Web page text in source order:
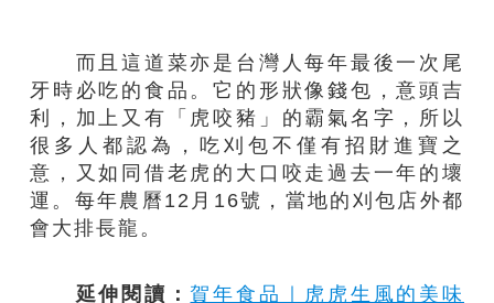
而且這道菜亦是台灣人每年最後一次尾
牙時必吃的食品。它的形狀像錢包，意頭吉
利，加上又有「虎咬豬」的霸氣名字，所以
很多人都認為，吃刈包不僅有招財進寶之
意，又如同借老虎的大口咬走過去一年的壞
運。每年農曆12月16號，當地的刈包店外都
會大排長龍。
延伸閱讀： 賀年食品｜虎虎生風的美味